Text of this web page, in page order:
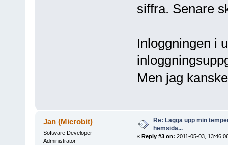
siffra. Senare
Inloggningen i
Men jag
Jan (Microbit)
Software Developer
Administrator
Re: Lägga upp min
hemsida...
« Reply #3 on: 2011-05-03,